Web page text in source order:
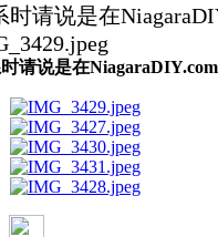
时请说是在
请说是在